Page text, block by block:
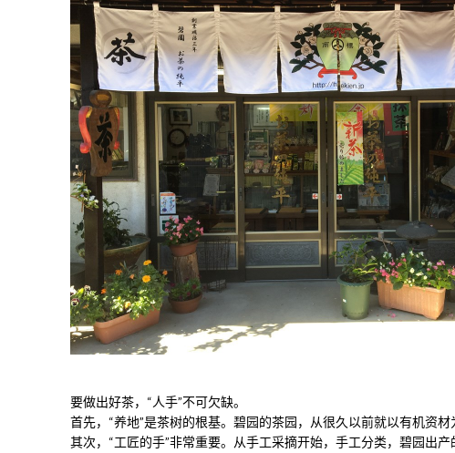
要做出好茶，“人手”不可欠缺。
首先，“养地”是茶树的根基。碧园的茶园，从很久以前就以有机资材
其次，“工匠的手”非常重要。从手工采摘开始，手工分类，碧园出